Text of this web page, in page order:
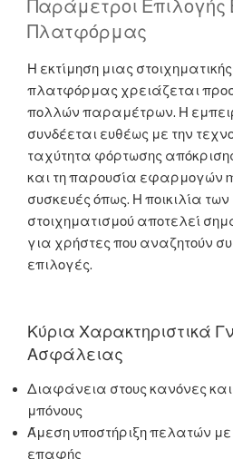
Παράμετροι Επιλογής
Πλατφόρμας
Η εκτίμηση μιας
πλατφόρμας χρειάζεται
πολλών παραμέτρων. Η
συνδέεται ευθέως με την
ταχύτητα φόρτωσης
και τη παρουσία εφαρμογών
συσκευές όπως. Η ποικιλία
στοιχηματισμού αποτελεί
για χρήστες που αναζητούν
επιλογές.
Κύρια Χαρακτηριστικά
Ασφάλειας
Διαφάνεια στους κανόνες
μπόνους
Άμεση υποστήριξη πελατών
επαφής